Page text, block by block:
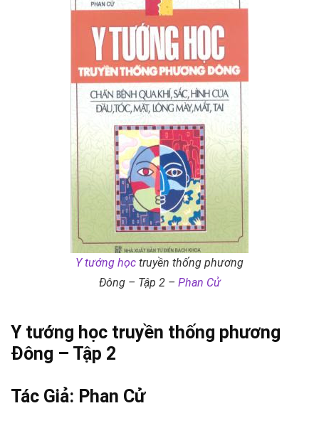
Y tướng học truyền thống phương
Đông – Tập 2 – Phan Cử
Y tướng học truyền thống phương
Đông – Tập 2
Tác Giả: Phan Cử